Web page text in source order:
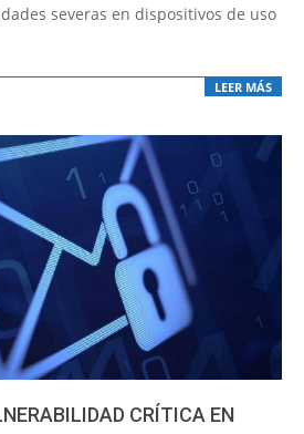
severas en dispositivos de uso
LEER MÁS
CRÍTICA EN